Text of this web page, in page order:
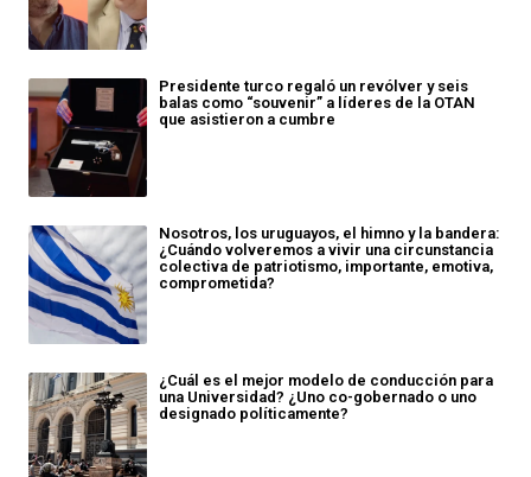
Presidente turco regaló un revólver y seis
balas como “souvenir” a líderes de la OTAN
que asistieron a cumbre
Nosotros, los uruguayos, el himno y la bandera:
¿Cuándo volveremos a vivir una circunstancia
colectiva de patriotismo, importante, emotiva,
comprometida?
¿Cuál es el mejor modelo de conducción para
una Universidad? ¿Uno co-gobernado o uno
designado políticamente?